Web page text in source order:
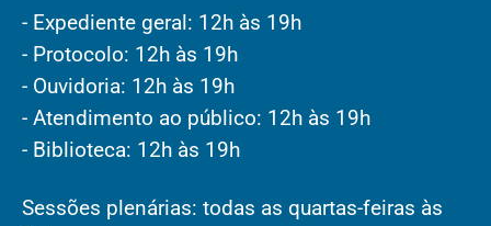
- Expediente geral: 12h às 19h
- Protocolo: 12h às 19h
- Ouvidoria: 12h às 19h
- Atendimento ao público: 12h às 19h
- Biblioteca: 12h às 19h
Sessões plenárias: todas as quartas-feiras às